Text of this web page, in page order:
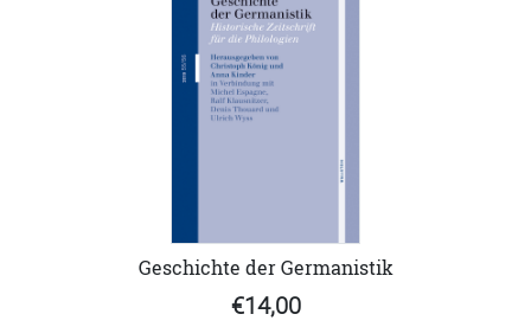
Geschichte der Germanistik
€14,00